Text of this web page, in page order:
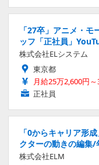
「27卒」アニメ・
ッフ「正社員」
株式会社ELシステム
東京都
月給25万2,600円
正社員
「0からキャリア形
クターの動きの編集
株式会社ELM